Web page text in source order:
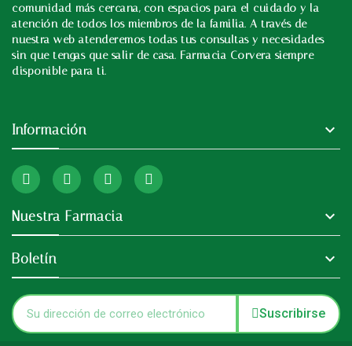
comunidad más cercana, con espacios para el cuidado y la
atención de todos los miembros de la familia. A través de
nuestra web atenderemos todas tus consultas y necesidades
sin que tengas que salir de casa. Farmacia Corvera siempre
disponible para ti.
Información 
Nuestra Farmacia 
Boletín 
Suscribirse